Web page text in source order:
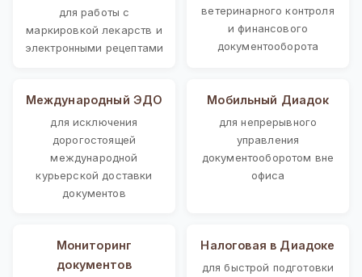
для работы с
маркировкой лекарств и
электронными рецептами
ветеринарного контроля
и финансового
документооборота
Международный ЭДО
для исключения
дорогостоящей
международной
курьерской доставки
документов
Мобильный Диадок
для непрерывного
управления
документооборотом вне
офиса
Мониторинг
документов
Налоговая в Диадоке
для быстрой подготовки